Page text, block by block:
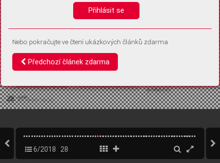
6/2018 28
Přihlásit se
Nebo pokračujte ve čtení ukázkových článků zdarma
Předchozí článek zdarma